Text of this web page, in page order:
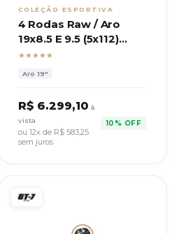
COLEÇÃO ESPORTIVA
4 Rodas Raw / Aro
19x8.5 E 9.5 (5x112)
ET43/45 / Modelo M43
★★★★★
Aro 19"
R$ 6.299,10 à
vista
ou 12x de R$ 583,25
sem juros
10% OFF